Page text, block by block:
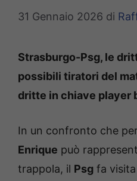
31 Gennaio 2026 di
Strasburgo-Psg, le
possibili tiratori del
dritte in chiave player
In un confronto che
Enrique può
trappola, il Psg fa